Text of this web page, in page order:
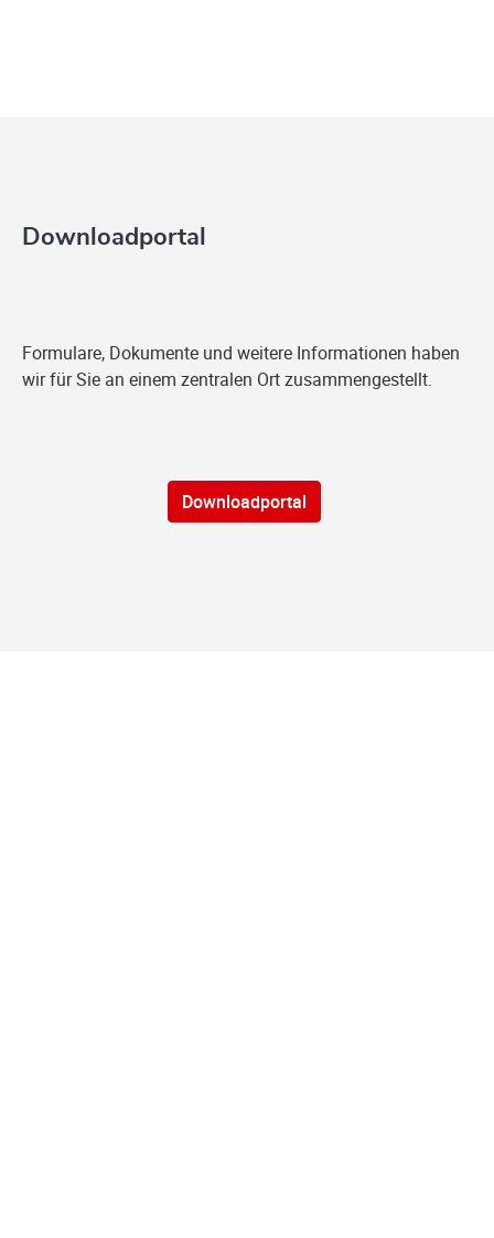
Downloadportal
Formulare, Dokumente und weitere Informationen haben
wir für Sie an einem zentralen Ort zusammengestellt.
Downloadportal